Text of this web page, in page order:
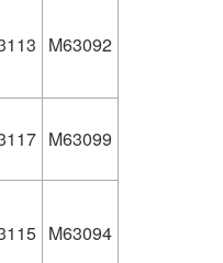
M63092
M63099
M63094